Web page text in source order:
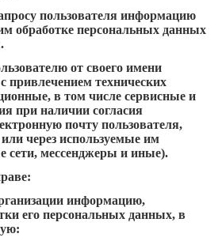
пользователя информацию
обработке персональных данных
от своего имени
привлечением технических
в том числе сервисные и
при наличии согласия
почту пользователя,
через используемые им
сети, мессенджеры и иные).
информацию,
его персональных данных, в